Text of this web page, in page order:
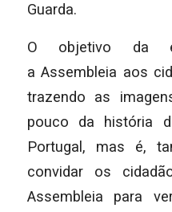
Guarda.
O objetivo da
a Assembleia aos
trazendo as
pouco da história
Portugal, mas é,
convidar os
Assembleia para